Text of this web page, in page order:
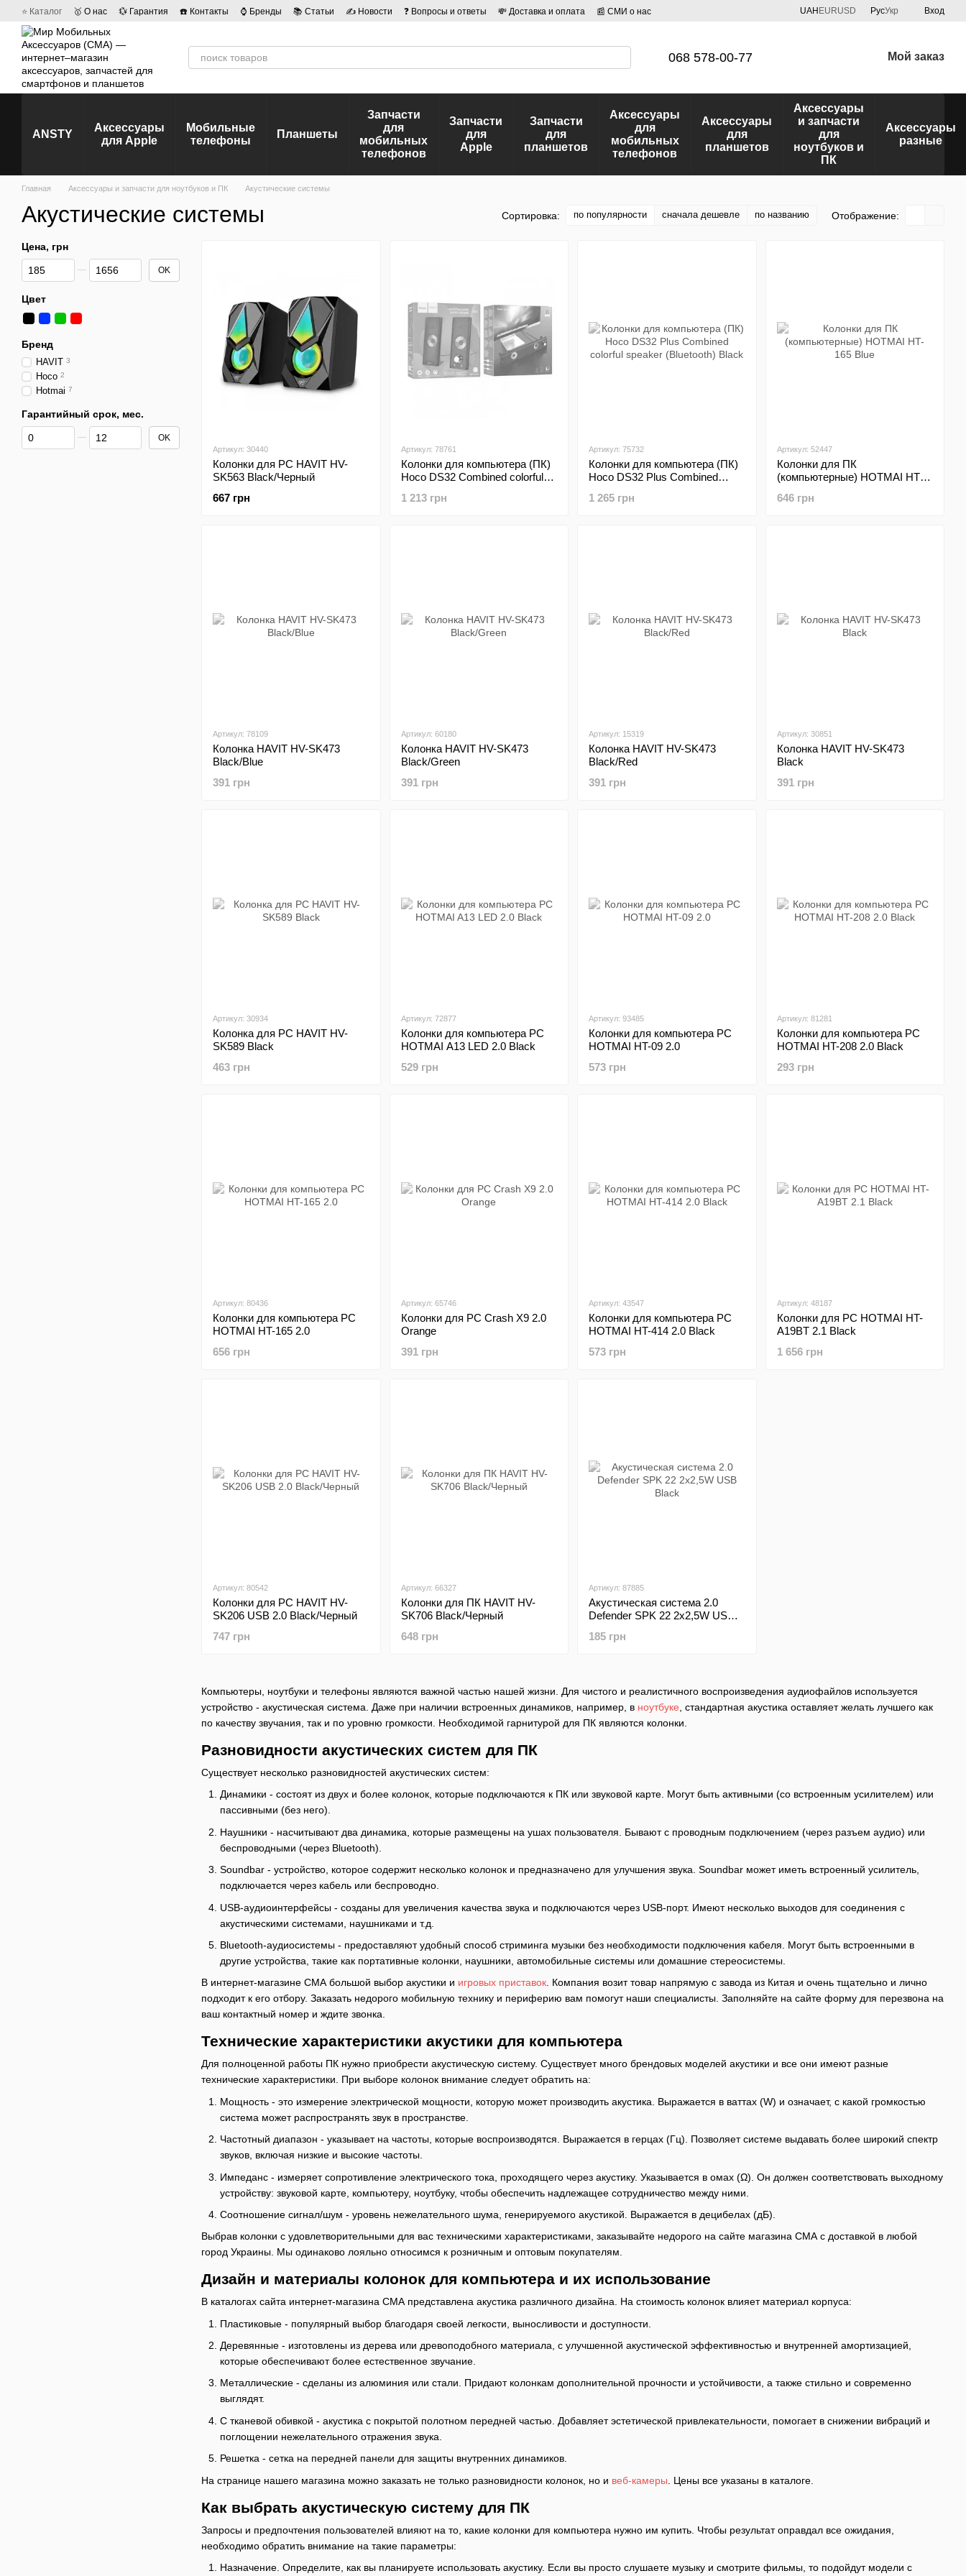
Перейти к основному контенту
⭐ Каталог 🥇 О нас 💱 Гарантия ☎️ Контакты ⌚ Бренды 📚 Статьи ✍ Новости ❓ Вопросы и ответы 💸 Доставка и оплата
📰 СМИ о нас
UAH EURUSD РусУкр Вход
068 578-00-77 Мой заказ
ANSTY
Аксессуары
для Apple
Мобильные
телефоны
Планшеты
Запчасти
для
мобильных
телефонов
Запчасти
для
Apple
Запчасти
для
планшетов
Аксессуары
для
мобильных
телефонов
Аксессуары
для
планшетов
Аксессуары
и запчасти
для
ноутбуков и
ПК
Аксессуары
разные
Главная Аксессуары и запчасти для ноутбуков и ПК Акустические системы
Акустические системы Сортировка: по популярности сначала дешевле по названию Отображение:
Компьютеры, ноутбуки и телефоны являются важной частью нашей жизни. Для чистого и реалистичного воспроизведения аудиофайлов используется
устройство - акустическая система. Даже при наличии встроенных динамиков, например, в ноутбуке , стандартная акустика оставляет желать лучшего как
по качеству звучания, так и по уровню громкости. Необходимой гарнитурой для ПК являются колонки.
Разновидности акустических систем для ПК
Существует несколько разновидностей акустических систем:
Динамики - состоят из двух и более колонок, которые подключаются к ПК или звуковой карте. Могут быть активными (со встроенным усилителем) или
пассивными (без него).
Наушники - насчитывают два динамика, которые размещены на ушах пользователя. Бывают с проводным подключением (через разъем аудио) или
беспроводными (через Bluetooth).
Soundbar - устройство, которое содержит несколько колонок и предназначено для улучшения звука. Soundbar может иметь встроенный усилитель,
подключается через кабель или беспроводно.
USB-аудиоинтерфейсы - созданы для увеличения качества звука и подключаются через USB-порт. Имеют несколько выходов для соединения с
акустическими системами, наушниками и т.д.
Bluetooth-аудиосистемы - предоставляют удобный способ стриминга музыки без необходимости подключения кабеля. Могут быть встроенными в
другие устройства, такие как портативные колонки, наушники, автомобильные системы или домашние стереосистемы.
В интернет-магазине СМА большой выбор акустики и игровых приставок. Компания возит товар напрямую с завода из Китая и очень тщательно и лично
подходит к его отбору. Заказать недорого мобильную технику и периферию вам помогут наши специалисты. Заполняйте на сайте форму для перезвона на
ваш контактный номер и ждите звонка.
Технические характеристики акустики для компьютера
Для полноценной работы ПК нужно приобрести акустическую систему. Существует много брендовых моделей акустики и все они имеют разные
технические характеристики. При выборе колонок внимание следует обратить на:
Мощность - это измерение электрической мощности, которую может производить акустика. Выражается в ваттах (W) и означает, с какой громкостью
система может распространять звук в пространстве.
Частотный диапазон - указывает на частоты, которые воспроизводятся. Выражается в герцах (Гц). Позволяет системе выдавать более широкий спектр
звуков, включая низкие и высокие частоты.
Импеданс - измеряет сопротивление электрического тока, проходящего через акустику. Указывается в омах (Ω). Он должен соответствовать выходному
устройству: звуковой карте, компьютеру, ноутбуку, чтобы обеспечить надлежащее сотрудничество между ними.
Соотношение сигнал/шум - уровень нежелательного шума, генерируемого акустикой. Выражается в децибелах (дБ).
Выбрав колонки с удовлетворительными для вас техническими характеристиками, заказывайте недорого на сайте магазина СМА с доставкой в любой
город Украины. Мы одинаково лояльно относимся к розничным и оптовым покупателям.
Дизайн и материалы колонок для компьютера и их использование
В каталогах сайта интернет-магазина СМА представлена акустика различного дизайна. На стоимость колонок влияет материал корпуса:
Пластиковые - популярный выбор благодаря своей легкости, выносливости и доступности.
Деревянные - изготовлены из дерева или древоподобного материала, с улучшенной акустической эффективностью и внутренней амортизацией,
которые обеспечивают более естественное звучание.
Металлические - сделаны из алюминия или стали. Придают колонкам дополнительной прочности и устойчивости, а также стильно и современно
выглядят.
С тканевой обивкой - акустика с покрытой полотном передней частью. Добавляет эстетической привлекательности, помогает в снижении вибраций и
поглощении нежелательного отражения звука.
Решетка - сетка на передней панели для защиты внутренних динамиков.
На странице нашего магазина можно заказать не только разновидности колонок, но и веб-камеры . Цены все указаны в каталоге.
Как выбрать акустическую систему для ПК
Запросы и предпочтения пользователей влияют на то, какие колонки для компьютера нужно им купить. Чтобы результат оправдал все ожидания,
необходимо обратить внимание на такие параметры:
Назначение. Определите, как вы планируете использовать акустику. Если вы просто слушаете музыку и смотрите фильмы, то подойдут модели с
Артикул: 30440
Колонки для PC HAVIT HV-
SK563 Black/Черный
667 грн
Артикул: 78761
Колонки для компьютера (ПК)
Hoco DS32 Combined colorful
1 213 грн
Артикул: 75732
Колонки для компьютера (ПК)
Hoco DS32 Plus Combined
Black
1 265 грн
Артикул: 52447
Колонки для ПК
(компьютерные) HOTMAI HT-
646 грн
Артикул: 78109
Колонка HAVIT HV-SK473
Black/Blue
391 грн
Артикул: 60180
Колонка HAVIT HV-SK473
Black/Green
391 грн
Артикул: 15319
Колонка HAVIT HV-SK473
Black/Red
391 грн
Артикул: 30851
Колонка HAVIT HV-SK473
Black
391 грн
Артикул: 30934
Колонка для PC HAVIT HV-
SK589 Black
463 грн
Артикул: 72877
Колонки для компьютера PC
HOTMAI A13 LED 2.0 Black
529 грн
Артикул: 93485
Колонки для компьютера PC
HOTMAI HT-09 2.0
573 грн
Артикул: 81281
Колонки для компьютера PC
HOTMAI HT-208 2.0 Black
293 грн
Артикул: 80436
Колонки для компьютера PC
HOTMAI HT-165 2.0
656 грн
Артикул: 65746
Колонки для PC Crash X9 2.0
Orange
391 грн
Артикул: 43547
Колонки для компьютера PC
HOTMAI HT-414 2.0 Black
573 грн
Артикул: 48187
Колонки для PC HOTMAI HT-
A19BT 2.1 Black
1 656 грн
Артикул: 80542
Колонки для PC HAVIT HV-
SK206 USB 2.0 Black/Черный
747 грн
Артикул: 66327
Колонки для ПК HAVIT HV-
SK706 Black/Черный
648 грн
Артикул: 87885
Акустическая система 2.0
Defender SPK 22 2х2,5W USB
185 грн
Цена, грн
От Цена, грн
До Цена, грн OK
Цвет
Бренд
HAVIT 3
Hoco 2
Hotmai 7
Гарантийный срок, мес.
От Гарантийный срок, мес.
До Гарантийный срок, мес. OK